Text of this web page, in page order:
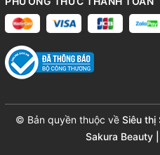
© Bản quyền thuộc về Siêu thị
Sakura Beauty